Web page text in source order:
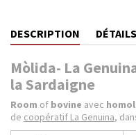
DESCRIPTION
Mòlida- La
la Sardaigne
Room of bovine avec
de coopératif La Genuina,